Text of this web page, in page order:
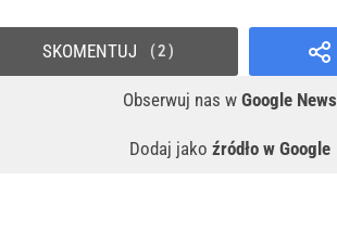
Obserwuj nas w Google News
Dodaj jako źródło w Google
SKOMENTUJ 2